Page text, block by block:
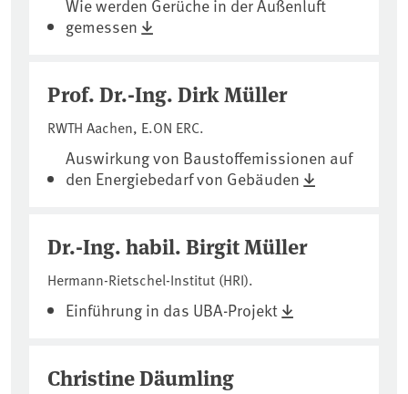
Wie werden Gerüche in der Außenluft
gemessen
Prof. Dr.-Ing. Dirk Müller
RWTH Aachen, E.ON ERC.
Auswirkung von Baustoffemissionen auf
den Energiebedarf von Gebäuden
Dr.-Ing. habil. Birgit Müller
Hermann-Rietschel-Institut (HRI).
Einführung in das UBA-Projekt
Christine Däumling